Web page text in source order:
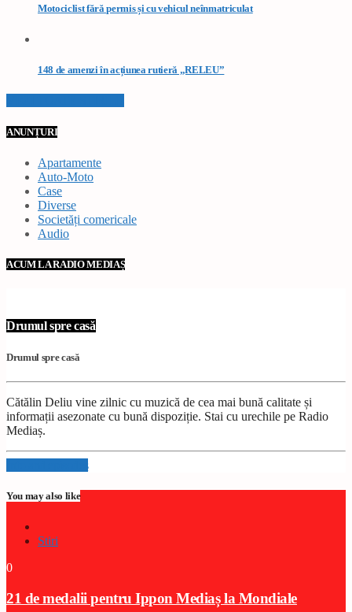
Motociclist fără permis și cu vehicul neînmatriculat
148 de amenzi în acțiunea rutieră „RELEU”
ANUNȚURI
Apartamente
Auto-Moto
Case
Diverse
Societăți comericale
Audio
ACUM LA RADIO MEDIAȘ
Drumul spre casă
Drumul spre casă
Cătălin Deliu vine zilnic cu muzică de cea mai bună calitate și
informații asezonate cu bună dispoziție. Stai cu urechile pe Radio
Mediaș.
Info and episodes
You may also like
Stiri
0
21 de medalii pentru Ippon Mediaș la Mondiale